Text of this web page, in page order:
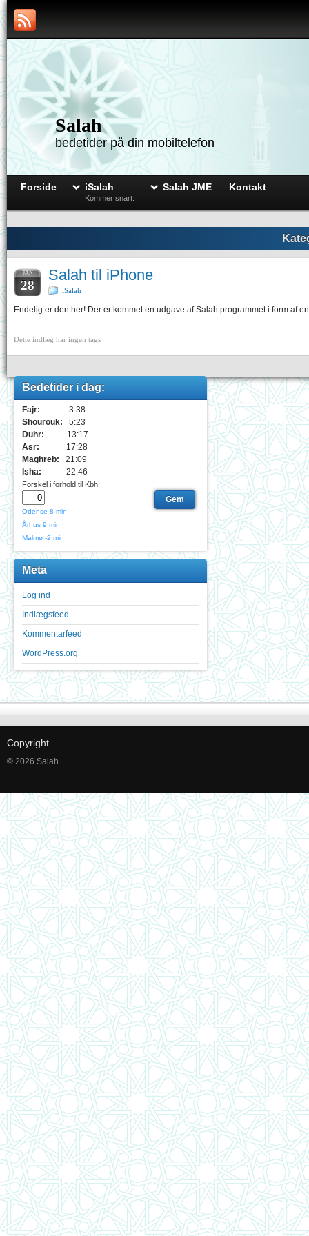
Salah
bedetider på din mobiltelefon
Forside iSalah
Kommer snart.
Salah JME Kontakt
JAN
28
Salah til iPhone
iSalah
Endelig er den her! Der er kommet en udgave af Salah programmet i form af
Dette indlæg har ingen tags
Bedetider i dag:
Fajr:
3:38
Shourouk:
5:23
Duhr:
13:17
Asr:
17:28
Maghreb:
21:09
Isha:
22:46
Forskel i forhold til Kbh:
Odense 8 min
Århus 9 min
Malmø -2 min
Meta
Log ind
Indlægsfeed
Kommentarfeed
WordPress.org
Copyright
© 2026 Salah.